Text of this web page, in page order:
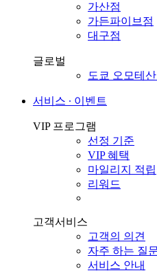
가산점
가든파이브점
대구점
글로벌
도쿄 오모테
서비스 ∙ 이벤트
VIP 프로그램
선정 기준
VIP 혜택
마일리지 적립
리워드
고객서비스
고객의 의견
자주 하는 질
서비스 안내